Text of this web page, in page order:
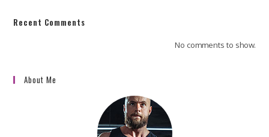
Recent Comments
No comments to show.
About Me